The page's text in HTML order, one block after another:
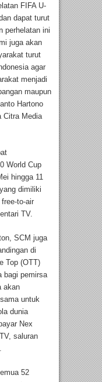
FIFA U-
dapat turut
perhelatan ini
juga akan
turut
agar
menjadi
maupun
Hartono
Citra Media
World Cup
hingga 11
dimiliki
to-air
TV.
SCM juga
di
Top (OTT)
bagi pemirsa
akan
untuk
dunia
Nex
saluran
52